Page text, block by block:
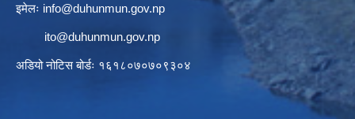
इमेलः info@duhunmun.gov.np
ito@duhunmun.gov.np
अडियो नोटिस बोर्डः १६१८०७०७०९३०४